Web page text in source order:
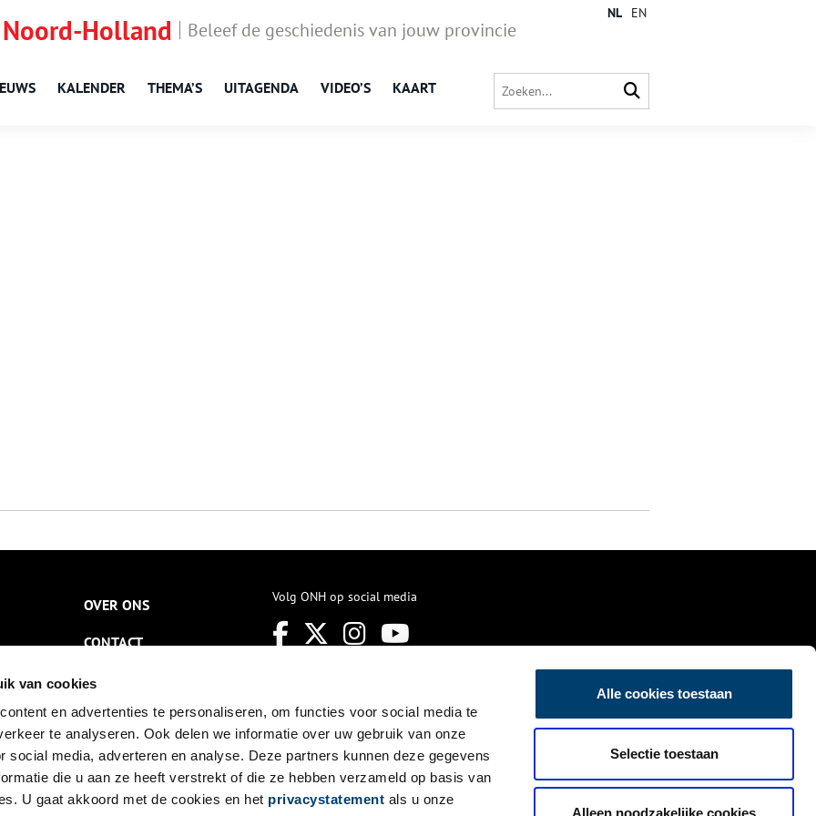
van cookies
en advertenties te personaliseren, om functies voor social media te
te analyseren. Ook delen we informatie over uw gebruik van onze
social media, adverteren en analyse. Deze partners kunnen deze gegevens
die u aan ze heeft verstrekt of die ze hebben verzameld op basis van
U gaat akkoord met de cookies en het privacystatement als u onze
Alle cookies toestaan
Selectie toestaan
Alleen noodzakelijke cookies
Holland Beleef de geschiedenis van jouw provincie
KALENDER THEMA’S UITAGENDA VIDEO’S KAART
NL EN
OVER ONS
CONTACT
NIEUWSBRIEF
DISCLAIMER
PRIVACY
TOEGANKELIJKHEID
Volg ONH op social media